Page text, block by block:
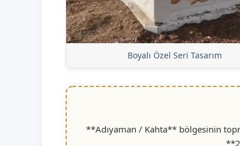
Boyalı Özel Seri Tasarım
**Adıyaman / Kahta** bölgesinin